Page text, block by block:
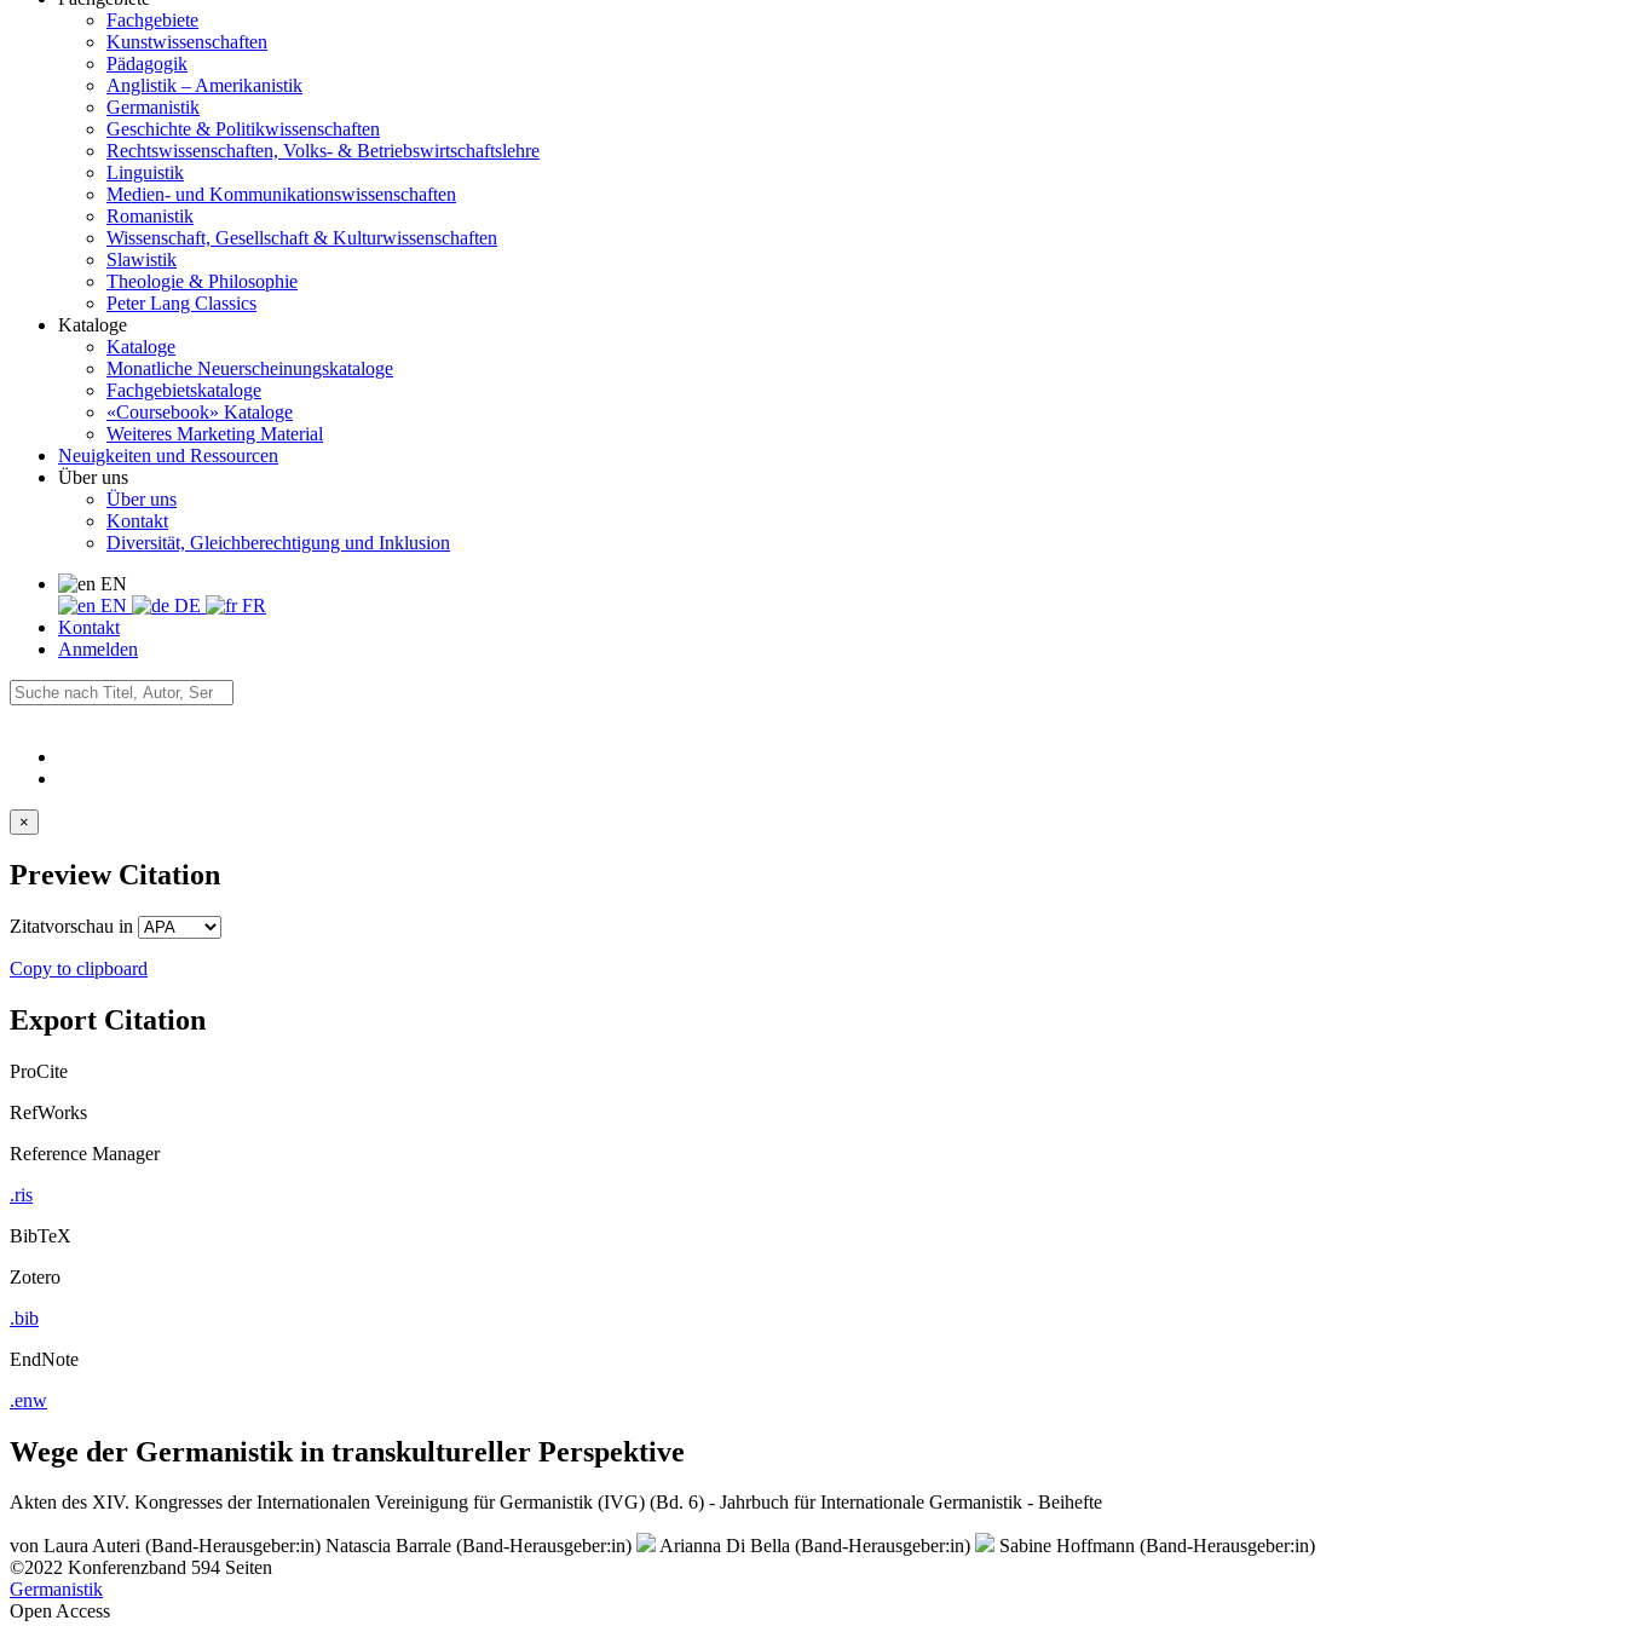
Fachgebiete
Kunstwissenschaften
Pädagogik
Anglistik – Amerikanistik
Germanistik
Geschichte & Politikwissenschaften
Rechtswissenschaften, Volks- & Betriebswirtschaftslehre
Linguistik
Medien- und Kommunikationswissenschaften
Romanistik
Wissenschaft, Gesellschaft & Kulturwissenschaften
Slawistik
Theologie & Philosophie
Peter Lang Classics
Kataloge
Kataloge
Monatliche Neuerscheinungskataloge
Fachgebietskataloge
«Coursebook» Kataloge
Weiteres Marketing Material
Neuigkeiten und Ressourcen
Über uns
Über uns
Kontakt
Diversität, Gleichberechtigung und Inklusion
EN
EN
DE
FR
Kontakt
Anmelden
×
Preview Citation
Zitatvorschau in
Copy to clipboard
Export Citation
ProCite
RefWorks
Reference Manager
.ris
BibTeX
Zotero
.bib
EndNote
.enw
Wege der Germanistik in transkultureller Perspektive
Akten des XIV. Kongresses der Internationalen Vereinigung für Germanistik (IVG) (Bd. 6) - Jahrbuch für Internationale Germanistik - Beihefte
von Laura Auteri (Band-Herausgeber:in) Natascia Barrale (Band-Herausgeber:in) Arianna Di Bella (Band-Herausgeber:in)
Sabine Hoffmann (Band-Herausgeber:in)
©2022 Konferenzband 594 Seiten
Germanistik
Open Access